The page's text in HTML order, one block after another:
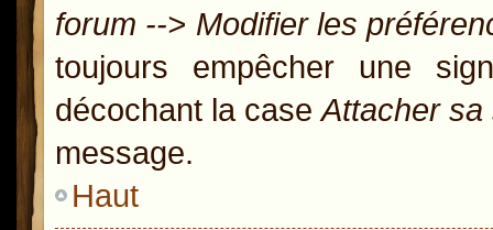
forum --> Modifier les
toujours empêcher une
décochant la caseAttacher sa
message.
Haut